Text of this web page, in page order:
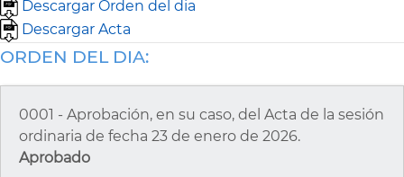
Descargar Orden del dia
Descargar Acta
ORDEN DEL DIA:
0001 - Aprobación, en su caso, del Acta de la sesión
ordinaria de fecha 23 de enero de 2026.
Aprobado